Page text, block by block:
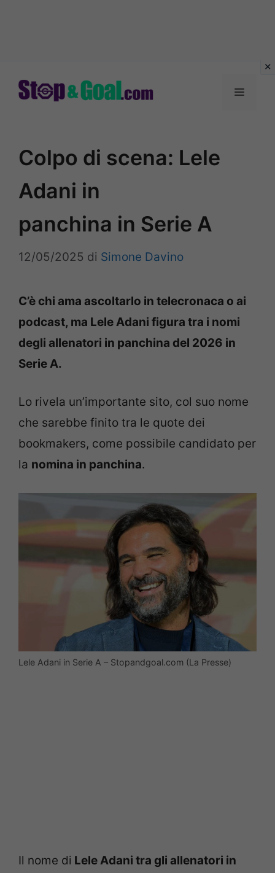
Menu
Colpo di scena: Lele
Adani in
panchina in Serie A
12/05/2025 di Simone Davino
C’è chi ama ascoltarlo in telecronaca o ai
podcast, ma Lele Adani figura tra i nomi
degli allenatori in panchina del 2026 in
Serie A.
Lo rivela un’importante sito, col suo nome
che sarebbe finito tra le quote dei
bookmakers, come possibile candidato per
la nomina in panchina.
Lele Adani in Serie A – Stopandgoal.com (La Presse)
Il nome di Lele Adani tra gli allenatori in